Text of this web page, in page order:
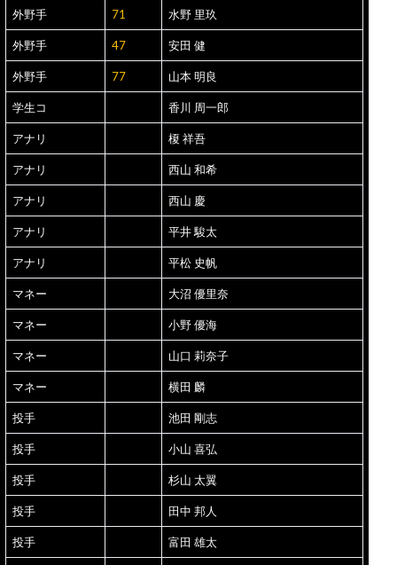
外野手 71 水野 里玖
外野手 47 安田 健
外野手 77 山本 明良
学生コ 香川 周一郎
アナリ 榎 祥吾
アナリ 西山 和希
アナリ 西山 慶
アナリ 平井 駿太
アナリ 平松 史帆
マネー 大沼 優里奈
マネー 小野 優海
マネー 山口 莉奈子
マネー 横田 麟
投手 池田 剛志
投手 小山 喜弘
投手 杉山 太翼
投手 田中 邦人
投手 富田 雄太